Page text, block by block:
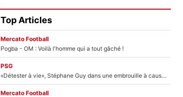
Top Articles
Mercato Football
Pogba - OM : Voilà l'homme qui a tout gâché !
PSG
«Détester à vie», Stéphane Guy dans une embrouille à cause du PSG !
Mercato Football